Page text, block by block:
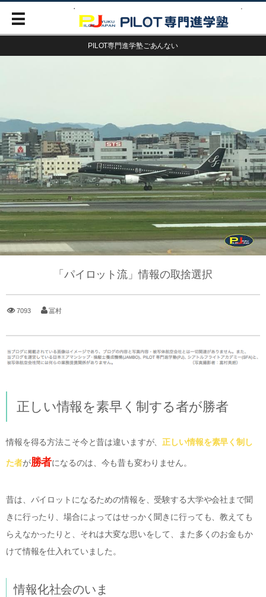
PILOT専門進学塾ごあんない
「パイロット流」情報の取捨選択
7093 冨村
正しい情報を素早く制する者が勝者
情報を得る方法こそ今と昔は違いますが、正しい情報を素早く制し
た者が勝者になるのは、今も昔も変わりません。
昔は、パイロットになるための情報を、受験する大学や会社まで聞
きに行ったり、場合によってはせっかく聞きに行っても、教えても
らえなかったりと、それは大変な思いをして、また多くのお金もか
けて情報を仕入れていました。
情報化社会のいま